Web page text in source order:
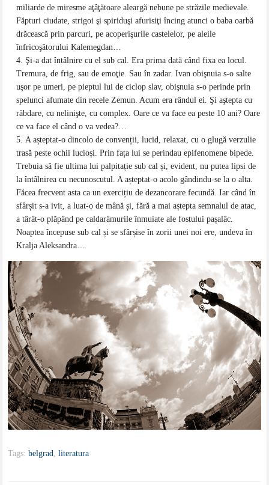
miliarde de miresme aţâţătoare aleargă nebune pe străzile medievale.
Făpturi ciudate, strigoi şi spiriduşi afurisiţi încing atunci o baba oarbă
drăcească prin parcuri, pe acoperişurile castelelor, pe aleile
înfricoşătorului Kalemegdan…
Şi-a dat întâlnire cu el sub cal. Era prima dată când fixa ea locul.
Tremura, de frig, sau de emoţie. Sau în zadar. Ivan obişnuia s-o salte
uşor pe umeri, pe pieptul lui de ciclop slav, obişnuia s-o perinde prin
spelunci afumate din recele Zemun. Acum era rândul ei. Şi aştepta cu
răbdare, cu nelinişte, cu complex. Oare ce va face ea peste 10 ani? Oare
ce va face el când o va vedea?…
A așteptat-o dincolo de convenții, lucid, relaxat, cu o glugă verzulie
trasă peste ochii lucioși. Prin fața lui se perindau epifenomene bipede.
Trebuia să fie ultima lui palpitație sub cal și, evident, nu putea lipsi de
la întâlnirea cu necunoscutul. A așteptat-o acolo gândindu-se la o alta.
Făcea frecvent asta ca un exercițiu de dezancorare fecundă. Iar când în
sfârșit s-a ivit, a luat-o de mână și, fără a mai aștepta semnalul de atac,
a târât-o plăpând pe caldarâmurile înmuiate ale fostului pașalâc.
Noaptea începuse sub cal și se sfârșise în zorii unei noi ere, undeva în
Kralja Aleksandra…
Tags:belgrad,literatura